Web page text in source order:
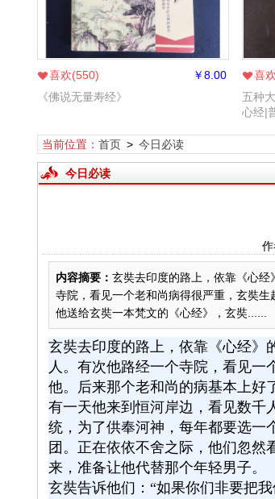
￥8.00
喜欢(550)
《佛说无量寿经》
喜
五种
心经|
当前位置： 首页> 今日必读
今日必读
内容摘要： 玄奘去印度的路上，依靠《心
寺院，看见一个老和尚病得很严重，玄奘
他送给玄奘一本梵文的《心经》，玄奘......
玄奘去印度的路上，依靠《心经》
人。有次他路经一个寺院，看见
他。后来那个老和尚的病基本上好
有一天他来到恒河岸边，看见数千
统，为了供奉河神，每年都要选一
团。正在依依不舍之际，他们忽
来，准备让他代替那个年轻男子。
玄奘告诉他们：“如果你们非要把